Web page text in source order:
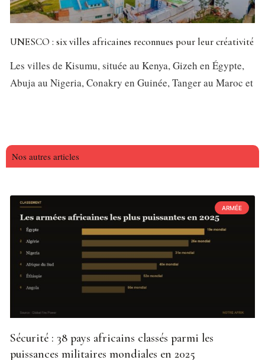
UNESCO : six villes africaines reconnues pour leur créativité
Les villes de Kisumu, située au Kenya, Gizeh en Égypte,
Abuja au Nigeria, Conakry en Guinée, Tanger au Maroc et
Nos autres articles
ARMÉE
Sécurité : 38 pays africains classés parmi les
puissances militaires mondiales en 2025